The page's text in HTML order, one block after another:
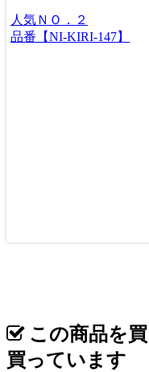
人気ＮＯ．２
品番【NI-KIRI-147】
この商品を
買っています